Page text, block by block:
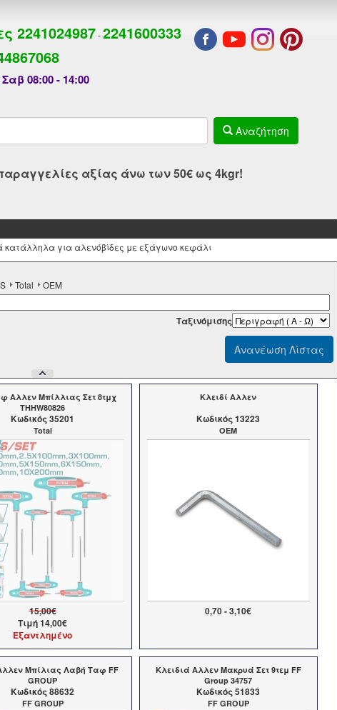
2241024987-2241600333
08:00 - 14:00
Αναζήτηση
αξίας άνω των 50€ ως 4kgr!
κατάλληλα για αλενόβίδες με εξάγωνο κεφάλι
Total OEM
Tαξινόμισης
Αλλεν Μπίλλιας Σετ 8τμχ
THHW80826
Kωδικός 35201
Total
15,00€
Τιμή14,00€
Εξαντλημένο
Κλειδί Αλλεν
Kωδικός 13223
OEM
0,70 - 3,10€
Μπίλιας Λαβή Ταφ FF
GROUP
Kωδικός 88632
FF GROUP
Κλειδιά Αλλεν Μακρυά Σετ 9τεμ FF
Group 34757
Kωδικός 51833
FF GROUP